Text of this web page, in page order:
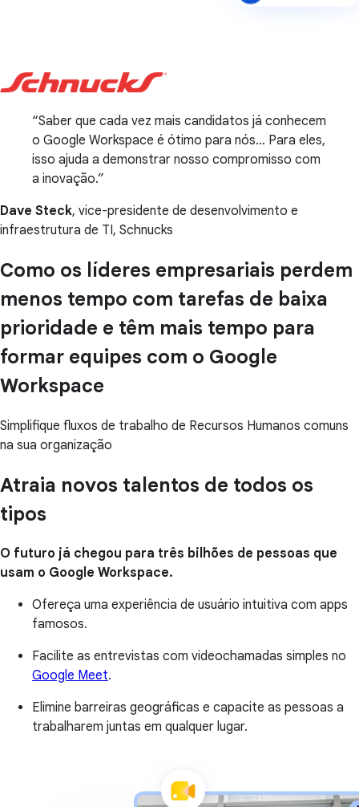
Saber que cada vez mais candidatos já conhecem
o Google Workspace é ótimo para nós… Para eles,
isso ajuda a demonstrar nosso compromisso com
a inovação.
Dave Steck, vice-presidente de desenvolvimento e
infraestrutura de TI, Schnucks
Como os líderes empresariais perdem
menos tempo com tarefas de baixa
prioridade e têm mais tempo para
formar equipes com o Google
Workspace
Simplifique fluxos de trabalho de Recursos Humanos comuns
na sua organização
Atraia novos talentos de todos os
tipos
O futuro já chegou para três bilhões de pessoas que
usam o Google Workspace.
Ofereça uma experiência de usuário intuitiva com apps
famosos.
Facilite as entrevistas com videochamadas simples no
Google Meet.
Elimine barreiras geográficas e capacite as pessoas a
trabalharem juntas em qualquer lugar.